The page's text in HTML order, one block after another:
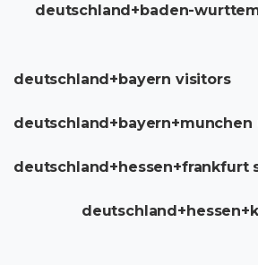
deutschland+baden-
deutschland+bayern visitors
deutschland+bayern+munchen
deutschland+hessen+frankfurt